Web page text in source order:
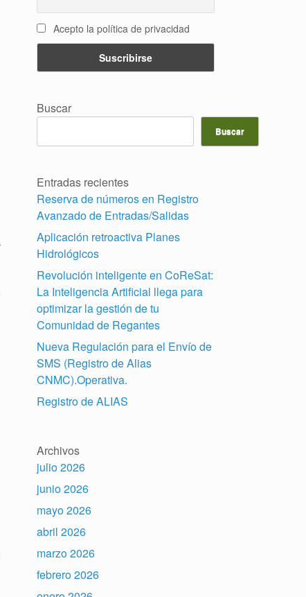
Acepto la política de privacidad
Buscar
Buscar
Entradas recientes
Reserva de números en Registro
Avanzado de Entradas/Salidas
Aplicación retroactiva Planes
Hidrológicos
Revolución inteligente en CoReSat:
La Inteligencia Artificial llega para
optimizar la gestión de tu
Comunidad de Regantes
Nueva Regulación para el Envío de
SMS (Registro de Alias
CNMC).Operativa.
Registro de ALIAS
Archivos
julio 2026
junio 2026
mayo 2026
abril 2026
marzo 2026
febrero 2026